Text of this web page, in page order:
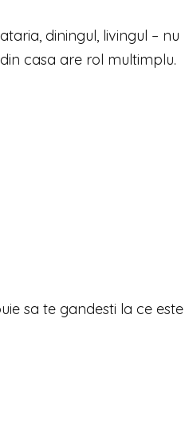
diningul, livingul – nu
casa are rol multimplu.
sa te gandesti la ce este